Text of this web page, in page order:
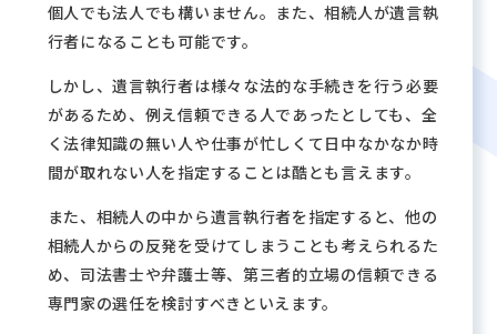
個人でも法人でも構いません。また、相続人が遺言執
行者になることも可能です。
しかし、遺言執行者は様々な法的な手続きを行う必要
があるため、例え信頼できる人であったとしても、全
く法律知識の無い人や仕事が忙しくて日中なかなか時
間が取れない人を指定することは酷とも言えます。
また、相続人の中から遺言執行者を指定すると、他の
相続人からの反発を受けてしまうことも考えられるた
め、司法書士や弁護士等、第三者的立場の信頼できる
専門家の選任を検討すべきといえます。